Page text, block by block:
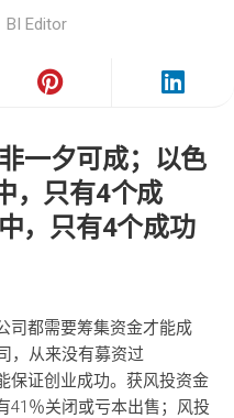
BI Editor
一夕可成；以色
，只有4个成
，只有4个成功
司都需要筹集资金才能成
，从来没有募资过
保证创业成功。获风投资金
41％关闭或亏本出售；风投